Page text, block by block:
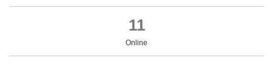
11
Online